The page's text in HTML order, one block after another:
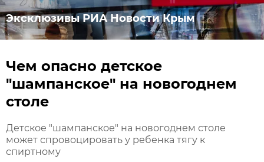
Эксклюзивы РИА Новости Крым
Чем опасно детское
"шампанское" на новогоднем
столе
Детское "шампанское" на новогоднем столе
может спровоцировать у ребенка тягу к
спиртному